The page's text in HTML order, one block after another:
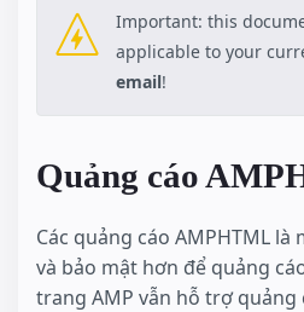
Important: this
applicable to your
email!
Quảng cáo
Các quảng cáo AMPHTML
và bảo mật hơn để quảng
trang AMP vẫn hỗ trợ quảng